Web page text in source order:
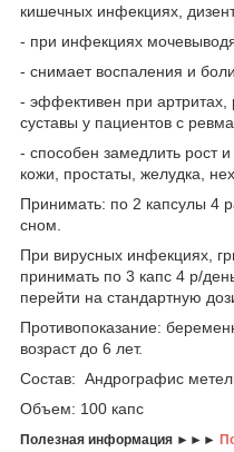
кишечных инфекциях,
- при инфекциях
- снимает воспаления и
- эффективен при
суставы у пациентов с
- способен замедлить рост и
кожи, простаты, желудка,
Принимать: по 2 капсулы 4
сном.
При вирусных инфекциях,
принимать по 3 капс 4 р/
перейти на стандартную
Противопоказание:
возраст до 6 лет.
Состав: Андрографис
Объем: 100 капс
Полезная информация ►►►